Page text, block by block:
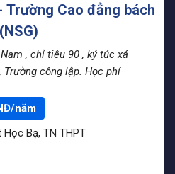
Trường Cao đẳng bách
, chỉ tiêu 90 , ký túc xá
, Trường công lập. Học phí
năm
Học Bạ, TN THPT